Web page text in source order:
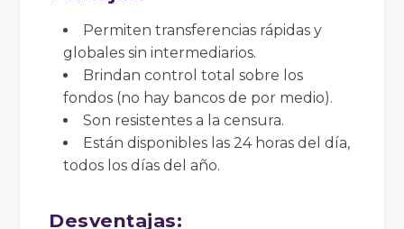
Permiten transferencias rápidas y
globales sin intermediarios.
Brindan control total sobre los
fondos (no hay bancos de por medio).
Son resistentes a la censura.
Están disponibles las 24 horas del día,
todos los días del año.
Desventajas: